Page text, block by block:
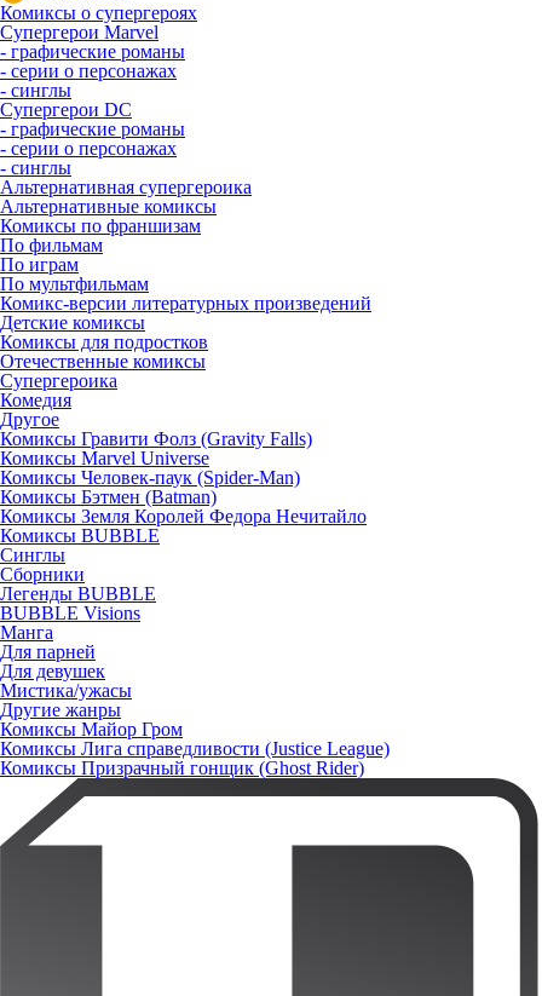
Комиксы о супергероях
Супергерои Marvel
- графические романы
- серии о персонажах
- синглы
Супергерои DC
- графические романы
- серии о персонажах
- синглы
Альтернативная супергероика
Альтернативные комиксы
Комиксы по франшизам
По фильмам
По играм
По мультфильмам
Комикс-версии литературных произведений
Детские комиксы
Комиксы для подростков
Отечественные комиксы
Супергероика
Комедия
Другое
Комиксы Гравити Фолз (Gravity Falls)
Комиксы Marvel Universe
Комиксы Человек-паук (Spider-Man)
Комиксы Бэтмен (Batman)
Комиксы Земля Королей Федора Нечитайло
Комиксы BUBBLE
Синглы
Сборники
Легенды BUBBLE
BUBBLE Visions
Манга
Для парней
Для девушек
Мистика/ужасы
Другие жанры
Комиксы Майор Гром
Комиксы Лига справедливости (Justice League)
Комиксы Призрачный гонщик (Ghost Rider)